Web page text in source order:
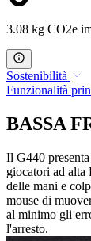
3.08 kg CO2e
Sostenibilità
Funzionalità
BASSA
Il G440
giocatori ad alta
delle mani e
mouse di
al minimo gli
l'arresto.